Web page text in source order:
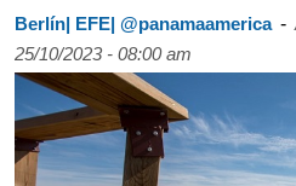
Berlín| EFE| @panamaamerica -
25/10/2023 - 08:00 am